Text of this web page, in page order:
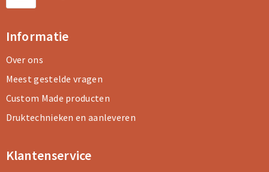
Informatie
Over ons
Meest gestelde vragen
Custom Made producten
Druktechnieken en aanleveren
Klantenservice